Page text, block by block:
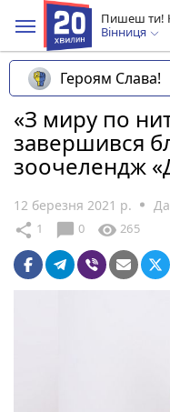
Пишеш ти!
Вінниця
Героям Слава!
«З миру по
завершився
зоочелендж
12 березня 2021 р.
share 1 chat_bubble 0 visibility 265